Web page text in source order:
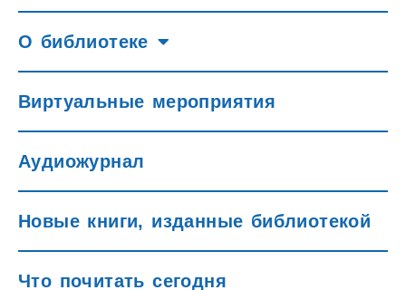
О библиотеке
Виртуальные мероприятия
Аудиожурнал
Новые книги, изданные библиотекой
Что почитать сегодня